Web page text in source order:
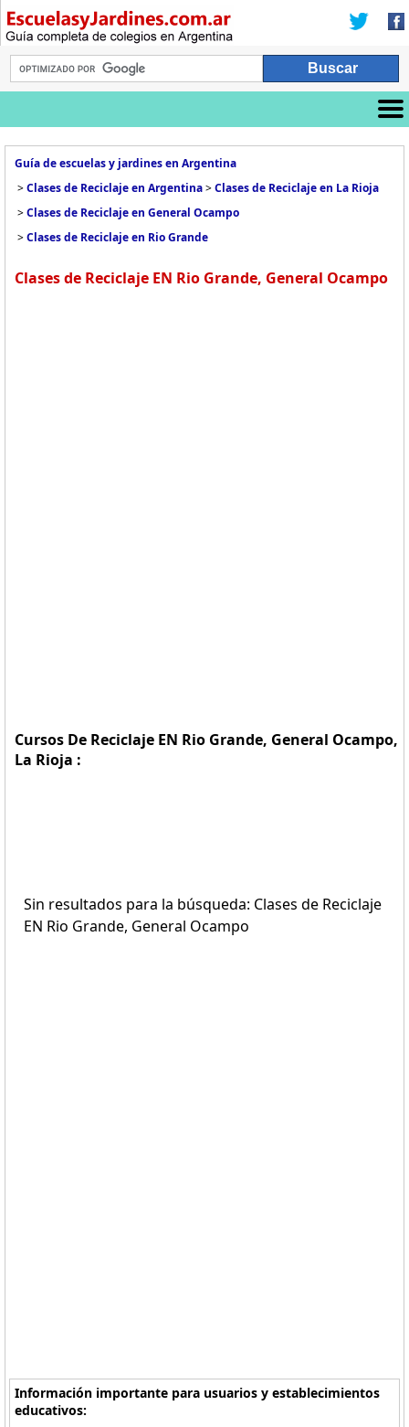
Guía de escuelas y jardines en Argentina
>Clases de Reciclaje en Argentina>Clases de Reciclaje en La Rioja
>Clases de Reciclaje en General Ocampo
>Clases de Reciclaje en Rio Grande
Clases de Reciclaje EN Rio Grande, General Ocampo
Cursos De Reciclaje EN Rio Grande, General Ocampo,
La Rioja :
Sin resultados para la búsqueda: Clases de Reciclaje
EN Rio Grande, General Ocampo
Información importante para usuarios y establecimientos
educativos: